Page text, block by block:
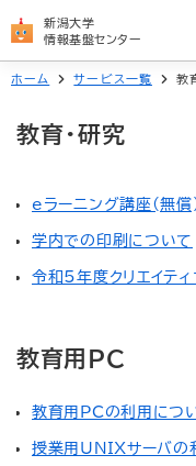
新潟大学
情報基盤センター
センターについて
学生の方
サービス一覧
よくある質問（FAQ）
お問い合わせ先
新潟大学公式サイト
学務情報システム
学生メール
統合アカウント（新大ID）
繁體中文
English
Français
日本語
ホーム サービス一覧 教
教育・研究
eラーニング講座(無
学内での印刷について
令和5年度クリエイティ
教育用PC
教育用PCの利用につ
授業用UNIXサーバの